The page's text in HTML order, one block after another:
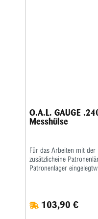
O.A.L. GAUGE
Messhülse
Für das Arbeiten mit der
zusätzlicheine
Patronenlager
103,90 €